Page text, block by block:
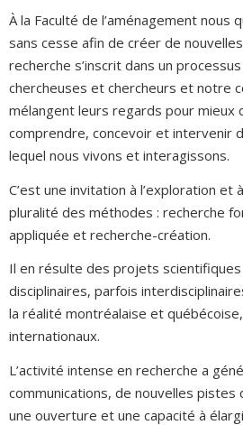
À la Faculté de l’aménagement nous
sans cesse afin de créer de
recherche s’inscrit dans un
chercheuses et chercheurs et notre
mélangent leurs regards pour mieux
comprendre, concevoir et intervenir
lequel nous vivons et interagissons.
C’est une invitation à l’exploration et
pluralité des méthodes : recherche
appliquée et recherche-création.
Il en résulte des projets scientifiques
disciplinaires, parfois
la réalité montréalaise et
internationaux.
L’activité intense en recherche a
communications, de nouvelles
une ouverture et une capacité à